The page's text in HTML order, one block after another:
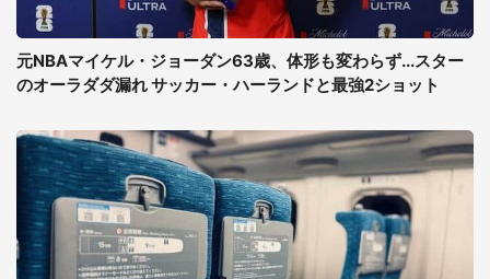
元NBAマイケル・ジョーダン63歳、体形も変わらず...スター
のオーラダダ漏れ サッカー・ハーランドと最強2ショット